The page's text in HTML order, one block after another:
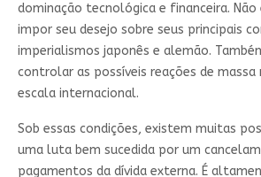
dominação tecnológica e financeira. Não
impor seu desejo sobre seus principais
imperialismos japonês e alemão.
controlar as possíveis reações de massa
escala internacional.
Sob essas condições, existem muitas
uma luta bem sucedida por um
pagamentos da dívida externa. É